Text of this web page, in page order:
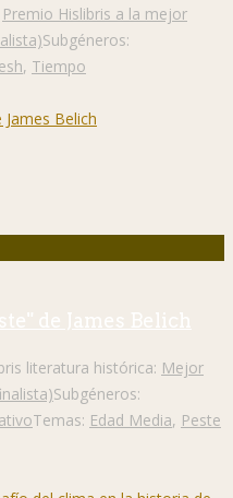
Premio Hislibris a la mejor
Subgéneros:
, Tiempo
de James Belich
literatura histórica: Mejor
Subgéneros:
Temas: Edad Media, Peste